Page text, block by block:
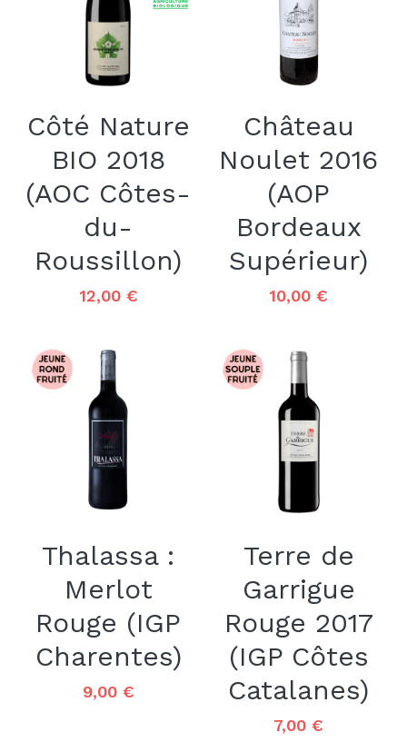
Côté Nature
BIO 2018
(AOC Côtes-
du-
Roussillon)
12,00 €
Château
Noulet 2016
(AOP
Bordeaux
Supérieur)
10,00 €
Thalassa :
Merlot
Rouge (IGP
Charentes)
9,00 €
Terre de
Garrigue
Rouge 2017
(IGP Côtes
Catalanes)
7,00 €